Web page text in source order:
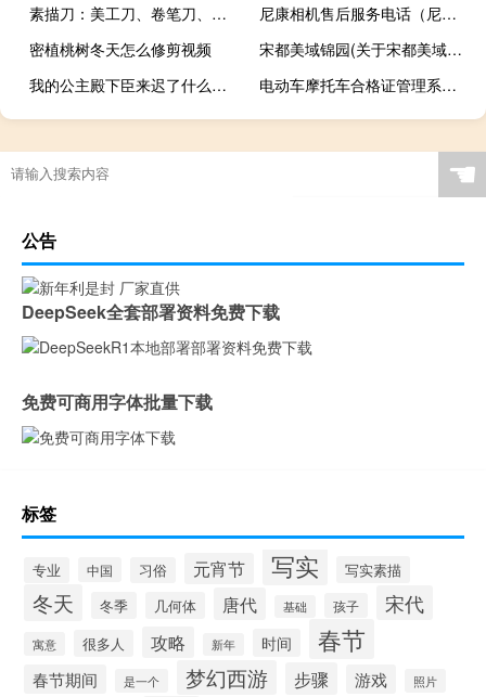
素描刀：美工刀、卷笔刀、削笔器介绍
尼康相机售后服务电话（尼康相机售后）
密植桃树冬天怎么修剪视频
宋都美域锦园(关于宋都美域锦园简述)
我的公主殿下臣来迟了什么梗？我的公主殿下臣来迟了是什么意思什么梗
电动车摩托车合格证管理系统 V4.0 官方版（电动车摩托车合格证管理系统 V4.0 官方版功能简介）
☚
公告
DeepSeek全套部署资料免费下载
免费可商用字体批量下载
标签
专业 中国 习俗 元宵节 写实 写实素描
冬天 冬季 几何体 唐代 基础 孩子 宋代
寓意 很多人 攻略 新年 时间 春节
春节期间 是一个 梦幻西游 步骤 游戏 照片